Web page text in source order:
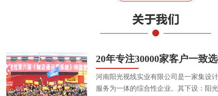
20年专注30000家客户一致
河南阳光视线实业有限公司是一家集设
服务为一体的综合性企业。其下设：阳